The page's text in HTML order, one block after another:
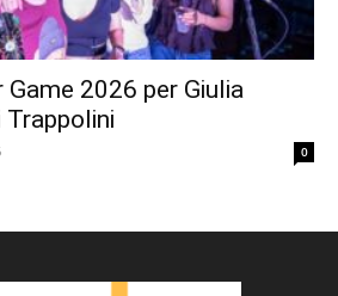
2026 per Giulia
Trappolini
0